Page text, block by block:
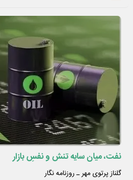
نفت، میان سایه تنش و نفسِ بازار
گلناز پرتوی مهر ـ روزنامه نگار